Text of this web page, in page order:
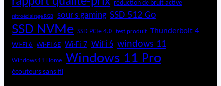
réduction de bruit active
rétroéclairage RGB souris gaming SSD 512 Go
SSD NVMe SSD PCIe 4.0 test produit Thunderbolt 4
Wi-Fi 6 Wi-Fi 6E Wi-Fi 7 WiFi 6 windows 11
Windows 11 Home Windows 11 Pro
écouteurs sans fil